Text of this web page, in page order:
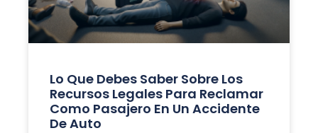
Lo Que Debes Saber Sobre Los
Recursos Legales Para Reclamar
Como Pasajero En Un Accidente
De Auto